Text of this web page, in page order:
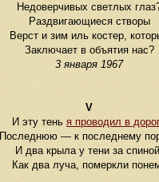
Недоверчивых светлых
Раздвигающиеся створы
Верст и зим иль костер,
Заключает в объятия нас?
3 января 1967
V
И эту тень я проводил в
Последнюю — к последнему
И два крыла у тени за
Как два луча, померкли